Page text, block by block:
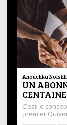
Anouchka
UN
C’est le
premier